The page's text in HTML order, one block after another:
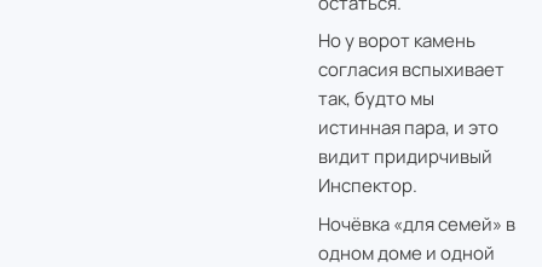
Но у ворот камень
согласия вспыхивает
так, будто мы
истинная пара, и это
видит придирчивый
Инспектор.
Ночёвка «для семей» в
одном доме и одной